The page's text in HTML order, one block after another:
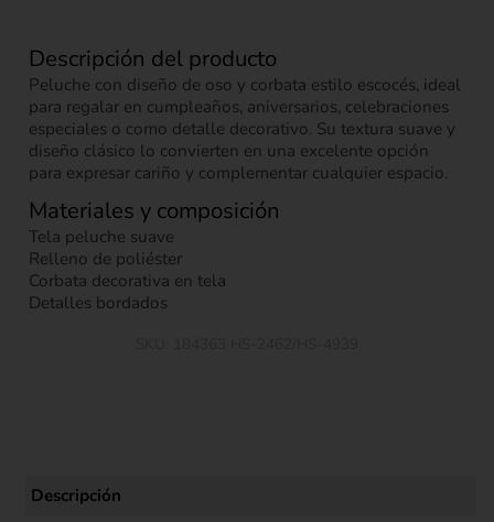
Descripción del producto
Peluche con diseño de oso y corbata estilo escocés, ideal
para regalar en cumpleaños, aniversarios, celebraciones
especiales o como detalle decorativo. Su textura suave y
diseño clásico lo convierten en una excelente opción
para expresar cariño y complementar cualquier espacio.
Materiales y composición
Tela peluche suave
Relleno de poliéster
Corbata decorativa en tela
Detalles bordados
Descripción